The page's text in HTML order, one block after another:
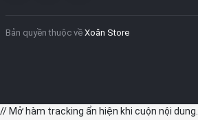
Bản quyền thuộc về Xoăn Store
// Mở hàm tracking ẩn hiện khi cuộn nội dung.